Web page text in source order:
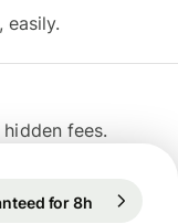
easily.
fees.
for 8h